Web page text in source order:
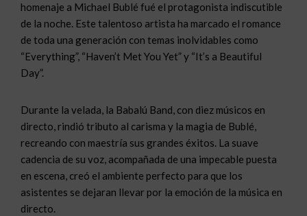
homenaje a Michael Bublé fué el protagonista indiscutible
de la noche. Este talentoso artista ha marcado el romance
de toda una generación con temas inolvidables como
“Everything”, “Haven’t Met You Yet” y “It’s a Beautiful
Day”.
Durante la velada, la Babalú Band, con diez músicos en
directo, rindió tributo al carisma y la magia de Bublé,
recreando con maestría sus grandes éxitos. La suave
cadencia de su voz, acompañada de una impecable puesta
en escena, creó el ambiente perfecto para que los
asistentes se dejaran llevar por la emoción de la música en
directo.